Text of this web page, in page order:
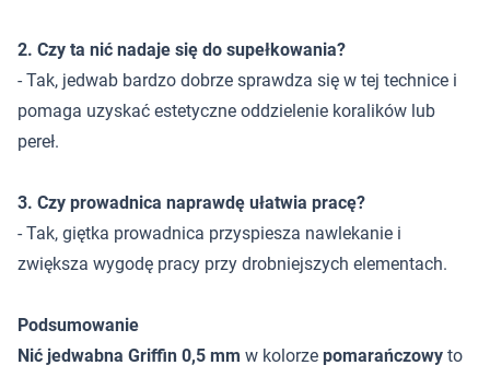
2. Czy ta nić nadaje się do supełkowania?
- Tak, jedwab bardzo dobrze sprawdza się w tej technice i
pomaga uzyskać estetyczne oddzielenie koralików lub
pereł.
3. Czy prowadnica naprawdę ułatwia pracę?
- Tak, giętka prowadnica przyspiesza nawlekanie i
zwiększa wygodę pracy przy drobniejszych elementach.
Podsumowanie
Nić jedwabna Griffin 0,5 mm w kolorze pomarańczowy to